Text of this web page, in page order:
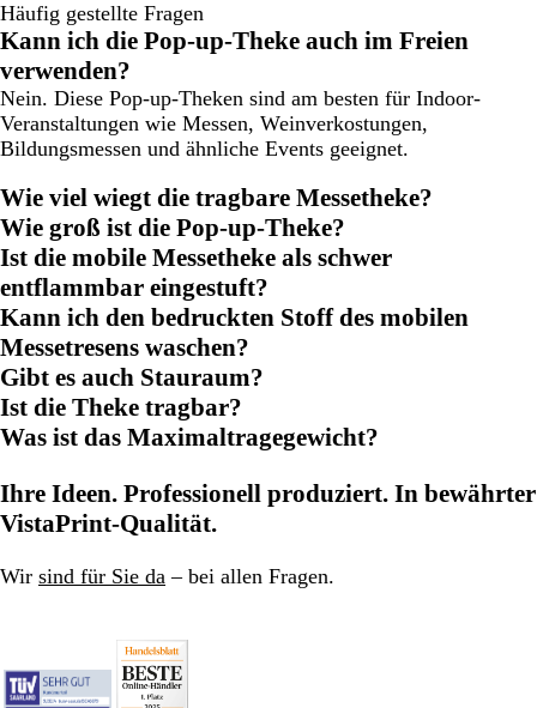
Häufig gestellte Fragen
Kann ich die Pop-up-Theke auch im Freien
verwenden?
Nein. Diese Pop-up-Theken sind am besten für Indoor-
Veranstaltungen wie Messen, Weinverkostungen,
Bildungsmessen und ähnliche Events geeignet.
Wie viel wiegt die tragbare Messetheke?
Wie groß ist die Pop-up-Theke?
Ist die mobile Messetheke als schwer
entflammbar eingestuft?
Kann ich den bedruckten Stoff des mobilen
Messetresens waschen?
Gibt es auch Stauraum?
Ist die Theke tragbar?
Was ist das Maximaltragegewicht?
Ihre Ideen. Professionell produziert. In bewährter
VistaPrint-Qualität.
Wir sind für Sie da – bei allen Fragen.